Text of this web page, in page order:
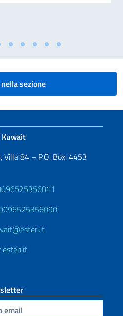
sezione
Kuwait
Villa 84 – P.O. Box: 4453